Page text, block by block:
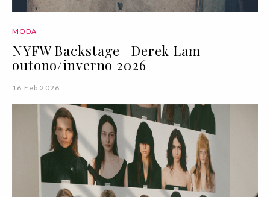
MODA
NYFW Backstage | Derek Lam
outono/inverno 2026
16 Feb 2026